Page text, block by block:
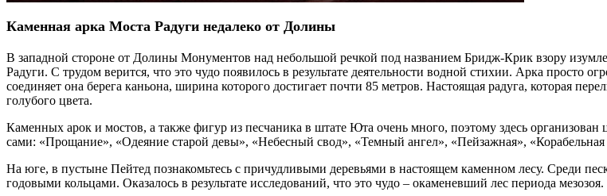
Каменная арка Моста Радуги недалеко от Долины
В западной стороне от Долины Монументов над небольшой речкой под названием Бридж-Крик взору
Радуги. С трудом верится, что это чудо появилось в результате деятельности водной стихии. Арка
соединяет она берега каньона, ширина которого достигает почти 85 метров. Настоящая радуга, которая
голубого цвета.
Каменных арок и мостов, а также фигур из песчаника в штате Юта очень много, поэтому здесь
сами: «Прощание», «Одеяние старой девы», «Небесный свод», «Темный ангел», «Пейзажная», «Корабельная
На юге, в пустыне Пейтед познакомьтесь с причудливыми деревьями в настоящем каменном лесу. Среди
годовыми кольцами. Оказалось в результате исследований, что это чудо – окаменевший лес периода мезозоя.